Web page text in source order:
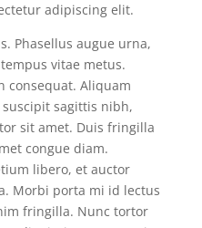
adipiscing elit.
Phasellus augue urna,
vitae metus.
consequat. Aliquam
sagittis nibh,
sit amet. Duis fringilla
congue diam.
libero, et auctor
Morbi porta mi id lectus
fringilla. Nunc tortor